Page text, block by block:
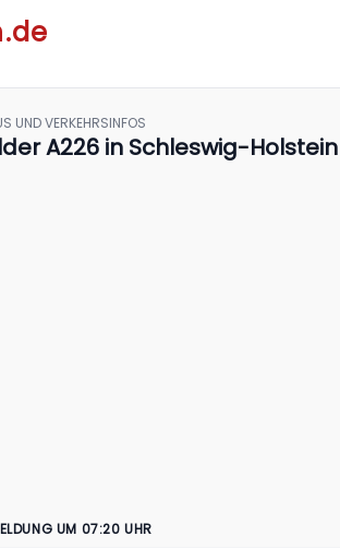
UND VERKEHRSINFOS
A226 in Schleswig-Holstein
UM 07:20 UHR